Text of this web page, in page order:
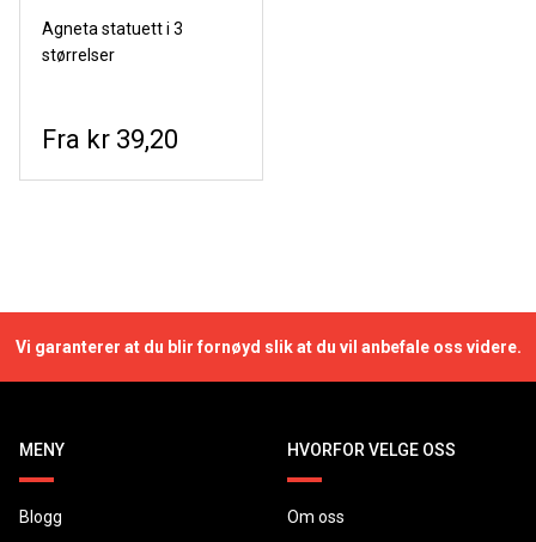
Agneta statuett i 3
størrelser
kr 39,20
Vi garanterer at du blir fornøyd slik at du vil anbefale oss videre.
MENY
Blogg
HVORFOR VELGE OSS
Om oss